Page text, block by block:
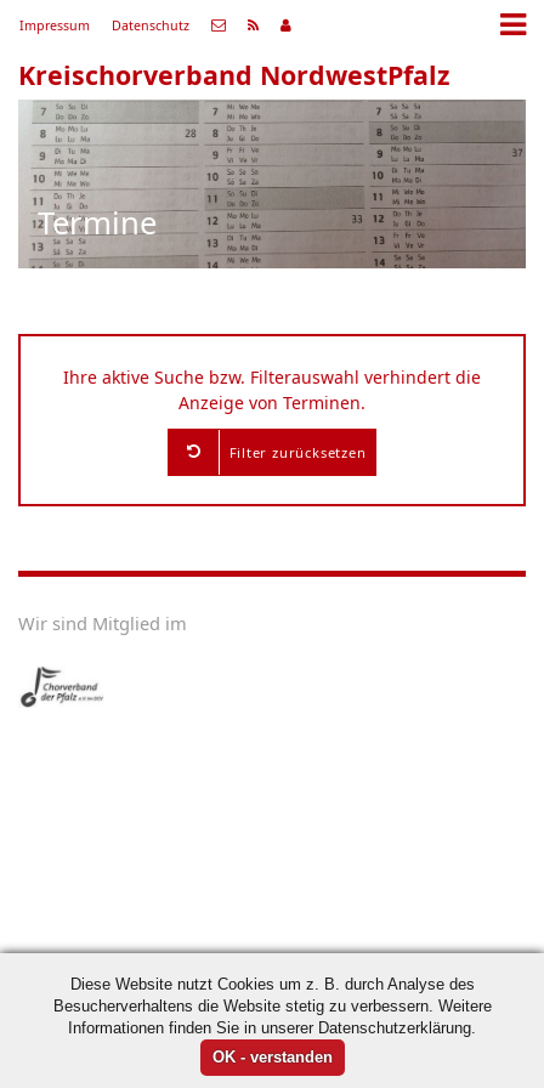
Impressum Datenschutz
Kreischorverband NordwestPfalz
Termine
Ihre aktive Suche bzw. Filterauswahl verhindert die
Anzeige von Terminen.
Filter zurücksetzen
Wir sind Mitglied im
Diese Website nutzt Cookies um z. B. durch Analyse des
Besucherverhaltens die Website stetig zu verbessern. Weitere
Informationen finden Sie in unserer Datenschutzerklärung.